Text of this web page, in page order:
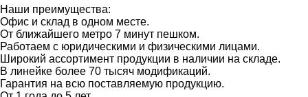
Наши преимущества:
Офис и склад в одном месте.
От ближайшего метро 7 минут пешком.
Работаем с юридическими и физическими лицами.
Широкий ассортимент продукции в наличии на складе.
В линейке более 70 тысяч модификаций.
Гарантия на всю поставляемую продукцию.